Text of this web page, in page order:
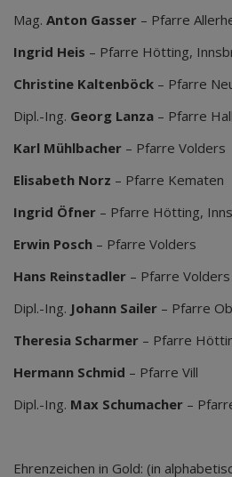
Mag. Anton Gasser – Pfarre
Ingrid Heis – Pfarre Hötting,
Christine Kaltenböck – Pfarre
Dipl.-Ing. Georg Lanza – Pfarre
Karl Mühlbacher – Pfarre Volders
Elisabeth Norz – Pfarre Kematen
Ingrid Öfner – Pfarre Hötting,
Erwin Posch – Pfarre Volders
Hans Reinstadler – Pfarre Volders
Dipl.-Ing. Johann Sailer – Pfarre
Theresia Scharmer – Pfarre
Hermann Schmid – Pfarre Vill
Dipl.-Ing. Max Schumacher –
Ehrenzeichen in Gold: (in